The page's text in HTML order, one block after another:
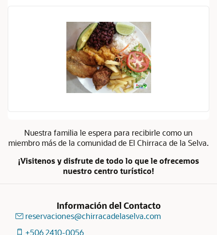
Nuestra familia le espera para recibirle como un
miembro más de la comunidad de El Chirraca de la Selva.
¡Visitenos y disfrute de todo lo que le ofrecemos
nuestro centro turístico!
Información del Contacto
reservaciones@chirracadelaselva.com
+506 2410-0056